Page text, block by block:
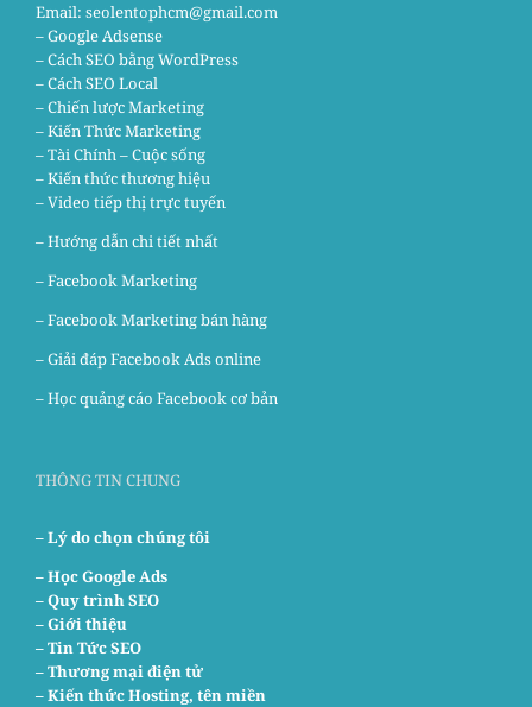
Email: seolentophcm@gmail.com
– Google Adsense
– Cách SEO bằng WordPress
– Cách SEO Local
– Chiến lược Marketing
– Kiến Thức Marketing
– Tài Chính – Cuộc sống
– Kiến thức thương hiệu
– Video tiếp thị trực tuyến
– Hướng dẫn chi tiết nhất
–Facebook Marketing
–Facebook Marketing bán hàng
–Giải đáp Facebook Ads online
–Học quảng cáo Facebook cơ bản
THÔNG TIN CHUNG
– Lý do chọn chúng tôi
–Học Google Ads
– Quy trình SEO
– Giới thiệu
– Tin Tức SEO
– Thương mại điện tử
– Kiến thức Hosting, tên miền